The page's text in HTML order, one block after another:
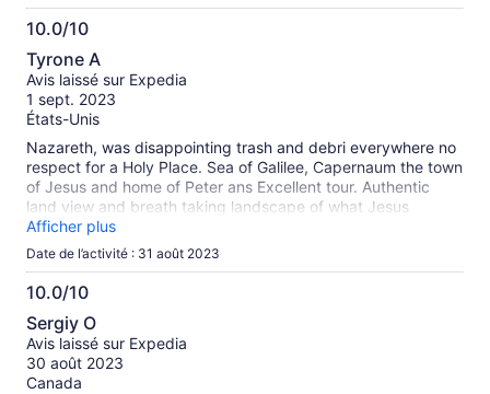
10.0/10
10.0
sur
10
Tyrone A
Avis laissé sur Expedia
1 sept. 2023
États-Unis
Nazareth, was disappointing trash and debri everywhere no
respect for a Holy Place. Sea of Galilee, Capernaum the town
of Jesus and home of Peter ans Excellent tour. Authentic
land view and breath taking landscape of what Jesus
actually saw. Here history transcends time. Great Experience
to pause and thank our God in Heaven.
Afficher plus
Date de l’activité : 31 août 2023
10.0/10
10.0
sur
10
Sergiy O
Avis laissé sur Expedia
30 août 2023
Canada